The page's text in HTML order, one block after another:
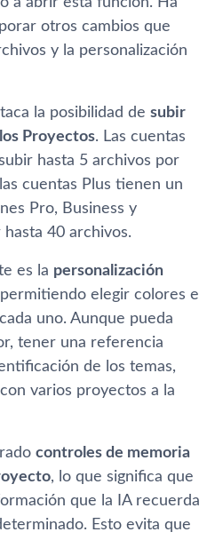
otros cambios que
y la personalización
la posibilidad de subir
Proyectos. Las cuentas
hasta 5 archivos por
cuentas Plus tienen un
Pro, Business y
40 archivos.
es la personalización
elegir colores e
uno. Aunque pueda
tener una referencia
de los temas,
varios proyectos a la
controles de memoria
, lo que significa que
que la IA recuerda
Esto evita que